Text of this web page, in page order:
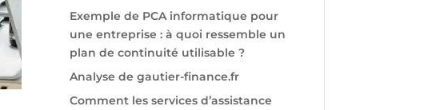
Exemple de PCA informatique pour
une entreprise : à quoi ressemble un
plan de continuité utilisable ?
Analyse de gautier-finance.fr
Comment les services d’assistance